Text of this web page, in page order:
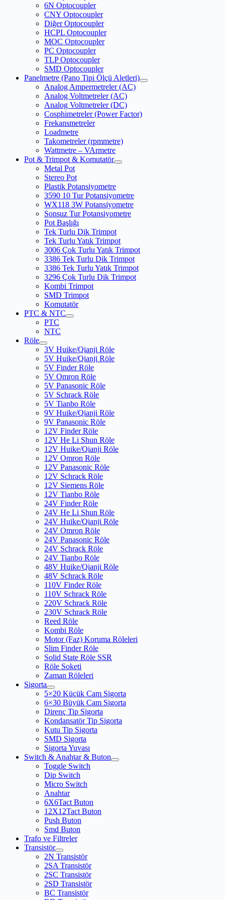
6N Optocoupler
CNY Optocoupler
Diğer Optocoupler
HCPL Optocoupler
MOC Optocoupler
PC Optocoupler
TLP Optocoupler
SMD Optocoupler
Panelmetre (Pano Tipi Ölçü Aletleri)
Analog Ampermetreler (AC)
Analog Voltmetreler (AC)
Analog Voltmetreler (DC)
Cosphimetreler (Power Factor)
Frekansmetreler
Loadmetre
Takometreler (rpmmetre)
Wattmetre – VArmetre
Pot & Trimpot & Komutatör
Metal Pot
Stereo Pot
Plastik Potansiyometre
3590 10 Tur Potansiyometre
WX118 3W Potansiyometre
Sonsuz Tur Potansiyometre
Pot Başlığı
Tek Turlu Dik Trimpot
Tek Turlu Yatık Trimpot
3006 Çok Turlu Yatık Trimpot
3386 Tek Turlu Dik Trimpot
3386 Tek Turlu Yatık Trimpot
3296 Çok Turlu Dik Trimpot
Kombi Trimpot
SMD Trimpot
Komutatör
PTC & NTC
PTC
NTC
Röle
3V Huike/Qianji Röle
5V Huike/Qianji Röle
5V Finder Röle
5V Omron Röle
5V Panasonic Röle
5V Schrack Röle
5V Tianbo Röle
9V Huike/Qianji Röle
9V Panasonic Röle
12V Finder Röle
12V He Li Shun Röle
12V Huike/Qianji Röle
12V Omron Röle
12V Panasonic Röle
12V Schrack Röle
12V Siemens Röle
12V Tianbo Röle
24V Finder Röle
24V He Li Shun Röle
24V Huike/Qianji Röle
24V Omron Röle
24V Panasonic Röle
24V Schrack Röle
24V Tianbo Röle
48V Huike/Qianji Röle
48V Schrack Röle
110V Finder Röle
110V Schrack Röle
220V Schrack Röle
230V Schrack Röle
Reed Röle
Kombi Röle
Motor (Faz) Koruma Röleleri
Slim Finder Röle
Solid State Röle SSR
Röle Soketi
Zaman Röleleri
Sigorta
5×20 Küçük Cam Sigorta
6×30 Büyük Cam Sigorta
Direnç Tip Sigorta
Kondansatör Tip Sigorta
Kutu Tip Sigorta
SMD Sigorta
Sigorta Yuvası
Switch & Anahtar & Buton
Toggle Switch
Dip Switch
Micro Switch
Anahtar
6X6Tact Buton
12X12Tact Buton
Push Buton
Smd Buton
Trafo ve Filtreler
Transistör
2N Transistör
2SA Transistör
2SC Transistör
2SD Transistör
BC Transistör